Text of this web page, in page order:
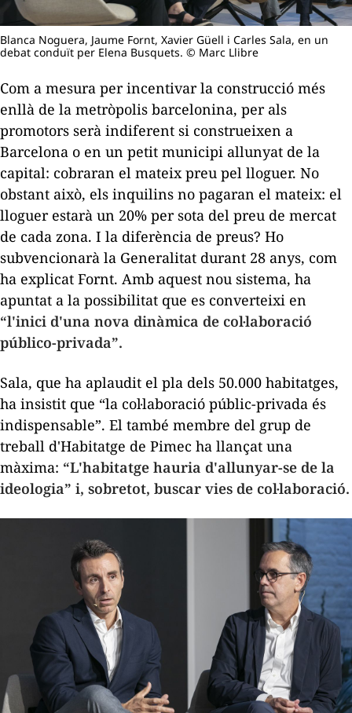
Blanca Noguera, Jaume Fornt, Xavier Güell i Carles Sala, en un
debat conduït per Elena Busquets. © Marc Llibre
Com a mesura per incentivar la construcció més
enllà de la metròpolis barcelonina, per als
promotors serà indiferent si construeixen a
Barcelona o en un petit municipi allunyat de la
capital: cobraran el mateix preu pel lloguer. No
obstant això, els inquilins no pagaran el mateix: el
lloguer estarà un 20% per sota del preu de mercat
de cada zona. I la diferència de preus? Ho
subvencionarà la Generalitat durant 28 anys, com
ha explicat Fornt. Amb aquest nou sistema, ha
apuntat a la possibilitat que es converteixi en
“l'inici d'una nova dinàmica de col·laboració
público-privada”.
Sala, que ha aplaudit el pla dels 50.000 habitatges,
ha insistit que “la col·laboració públic-privada és
indispensable”. El també membre del grup de
treball d'Habitatge de Pimec ha llançat una
màxima: “L'habitatge hauria d'allunyar-se de la
ideologia” i, sobretot, buscar vies de col·laboració.